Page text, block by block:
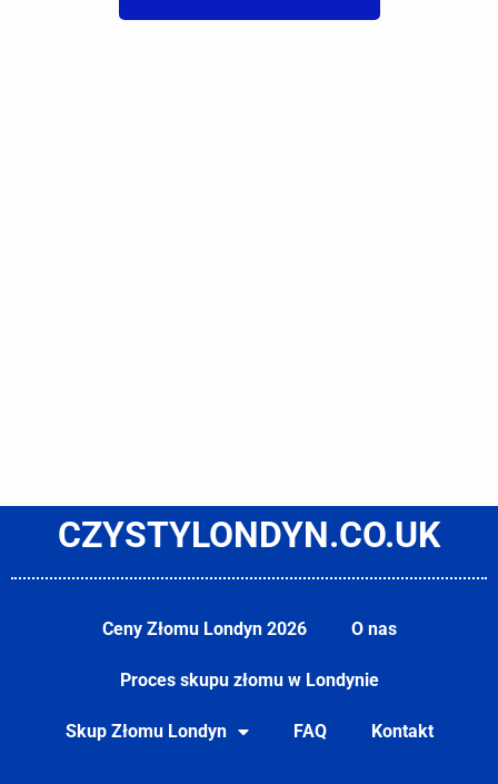
CZYSTYLONDYN.CO.UK
Ceny Złomu Londyn 2026 O nas
Proces skupu złomu w Londynie
Skup Złomu Londyn FAQ Kontakt